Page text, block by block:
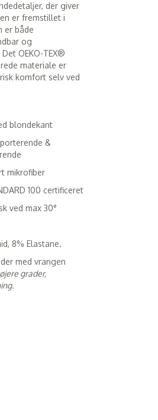
der giver
er fremstillet i
er både
og
OEKO-TEX®
materiale er
komfort selv ved
blondekant
&
mikrofiber
100 certificeret
ved max 30°
8% Elastane.
med vrangen
grader,